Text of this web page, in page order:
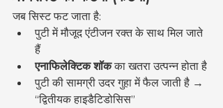
जब सिस्ट फट जाता है:
पुटी में मौजूद एंटीजन रक्त के साथ मिल जाते
हैं
एनाफिलेक्टिक शॉक का खतरा उत्पन्न होता है
पुटी की सामग्री उदर गुहा में फैल जाती है →
“द्वितीयक हाइडैटिडोसिस”